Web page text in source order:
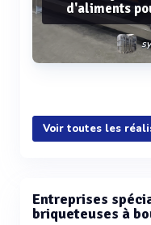
d'aliments
Voir toutes les
Entreprises
briqueteuses à